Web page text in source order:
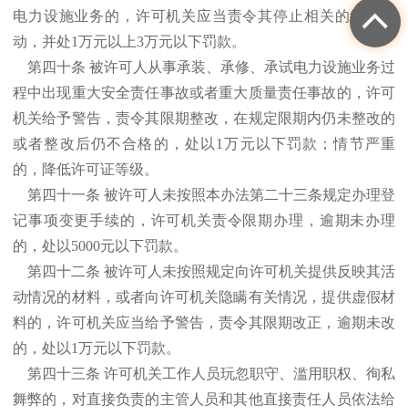
电力设施业务的，许可机关应当责令其停止相关的经营活
动，并处1万元以上3万元以下罚款。
第四十条 被许可人从事承装、承修、承试电力设施业务过
程中出现重大安全责任事故或者重大质量责任事故的，许可
机关给予警告，责令其限期整改，在规定限期内仍未整改的
或者整改后仍不合格的，处以1万元以下罚款；情节严重
的，降低许可证等级。
第四十一条 被许可人未按照本办法第二十三条规定办理登
记事项变更手续的，许可机关责令限期办理，逾期未办理
的，处以5000元以下罚款。
第四十二条 被许可人未按照规定向许可机关提供反映其活
动情况的材料，或者向许可机关隐瞒有关情况，提供虚假材
料的，许可机关应当给予警告，责令其限期改正，逾期未改
的，处以1万元以下罚款。
第四十三条 许可机关工作人员玩忽职守、滥用职权、徇私
舞弊的，对直接负责的主管人员和其他直接责任人员依法给